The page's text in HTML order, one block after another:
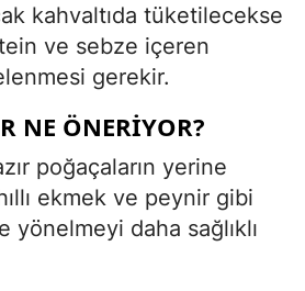
kahvaltıda tüketilecekse
ve sebze içeren
gerekir.
NE ÖNERIYOR?
poğaçaların yerine
ekmek ve peynir gibi
yönelmeyi daha sağlıklı